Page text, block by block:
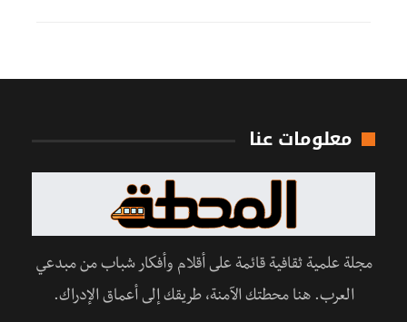
معلومات عنا
مجلة علمية ثقافية قائمة على أقلام وأفكار شباب من مبدعي
العرب. هنا محطتك الآمنة، طريقك إلى أعماق الإدراك.